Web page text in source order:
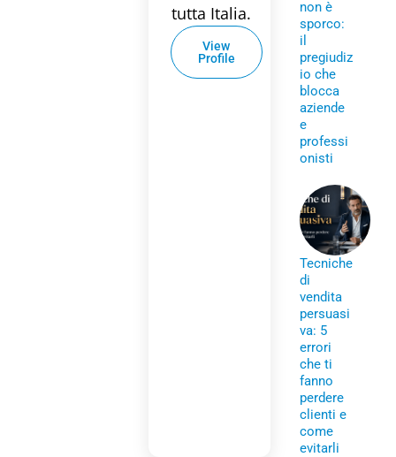
tutta Italia.
View
Profile
non è
sporco:
il
pregiudiz
io che
blocca
aziende
e
professi
onisti
Tecniche
di
vendita
persuasi
va: 5
errori
che ti
fanno
perdere
clienti e
come
evitarli